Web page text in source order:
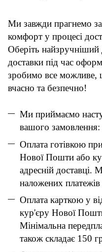
Ми завжди прагнемо
комфорт у процесі
Оберіть найзручніший
доставки під час
зробимо все можливе,
вчасно та безпечно!
Ми приймаємо
вашого замовлення:
Оплата готівкою
Нової Пошти або
адресній доставці.
наложених
Оплата карткою у
кур'єру Нової
Мінімальна
також складає 150